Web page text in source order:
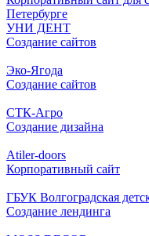
Петербурге
УНИ ДЕНТ
Создание сайтов
Эко-Ягода
Создание сайтов
СТК-Агро
Создание дизайна
Atiler-doors
Корпоративный сайт
ГБУК Волгоградская
Создание лендинга